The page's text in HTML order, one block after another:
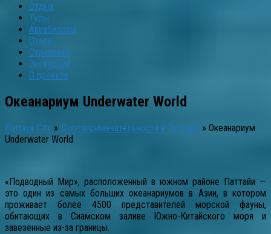
Отдых
Туры
Авиабилеты
Отели
Страховка
Экскурсии
О проекте
Океанариум Underwater World
Pattaya-City » Достопримечательности в Паттайе » Океанариум
Underwater World
«Подводный Мир», расположенный в южном районе Паттайи —
это один из самых больших океанариумов в Азии, в котором
проживает более 4500 представителей морской фауны,
обитающих в Сиамском заливе Южно-Китайского моря и
завезённые из-за границы.